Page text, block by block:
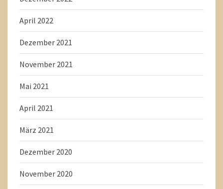
April 2022
Dezember 2021
November 2021
Mai 2021
April 2021
März 2021
Dezember 2020
November 2020